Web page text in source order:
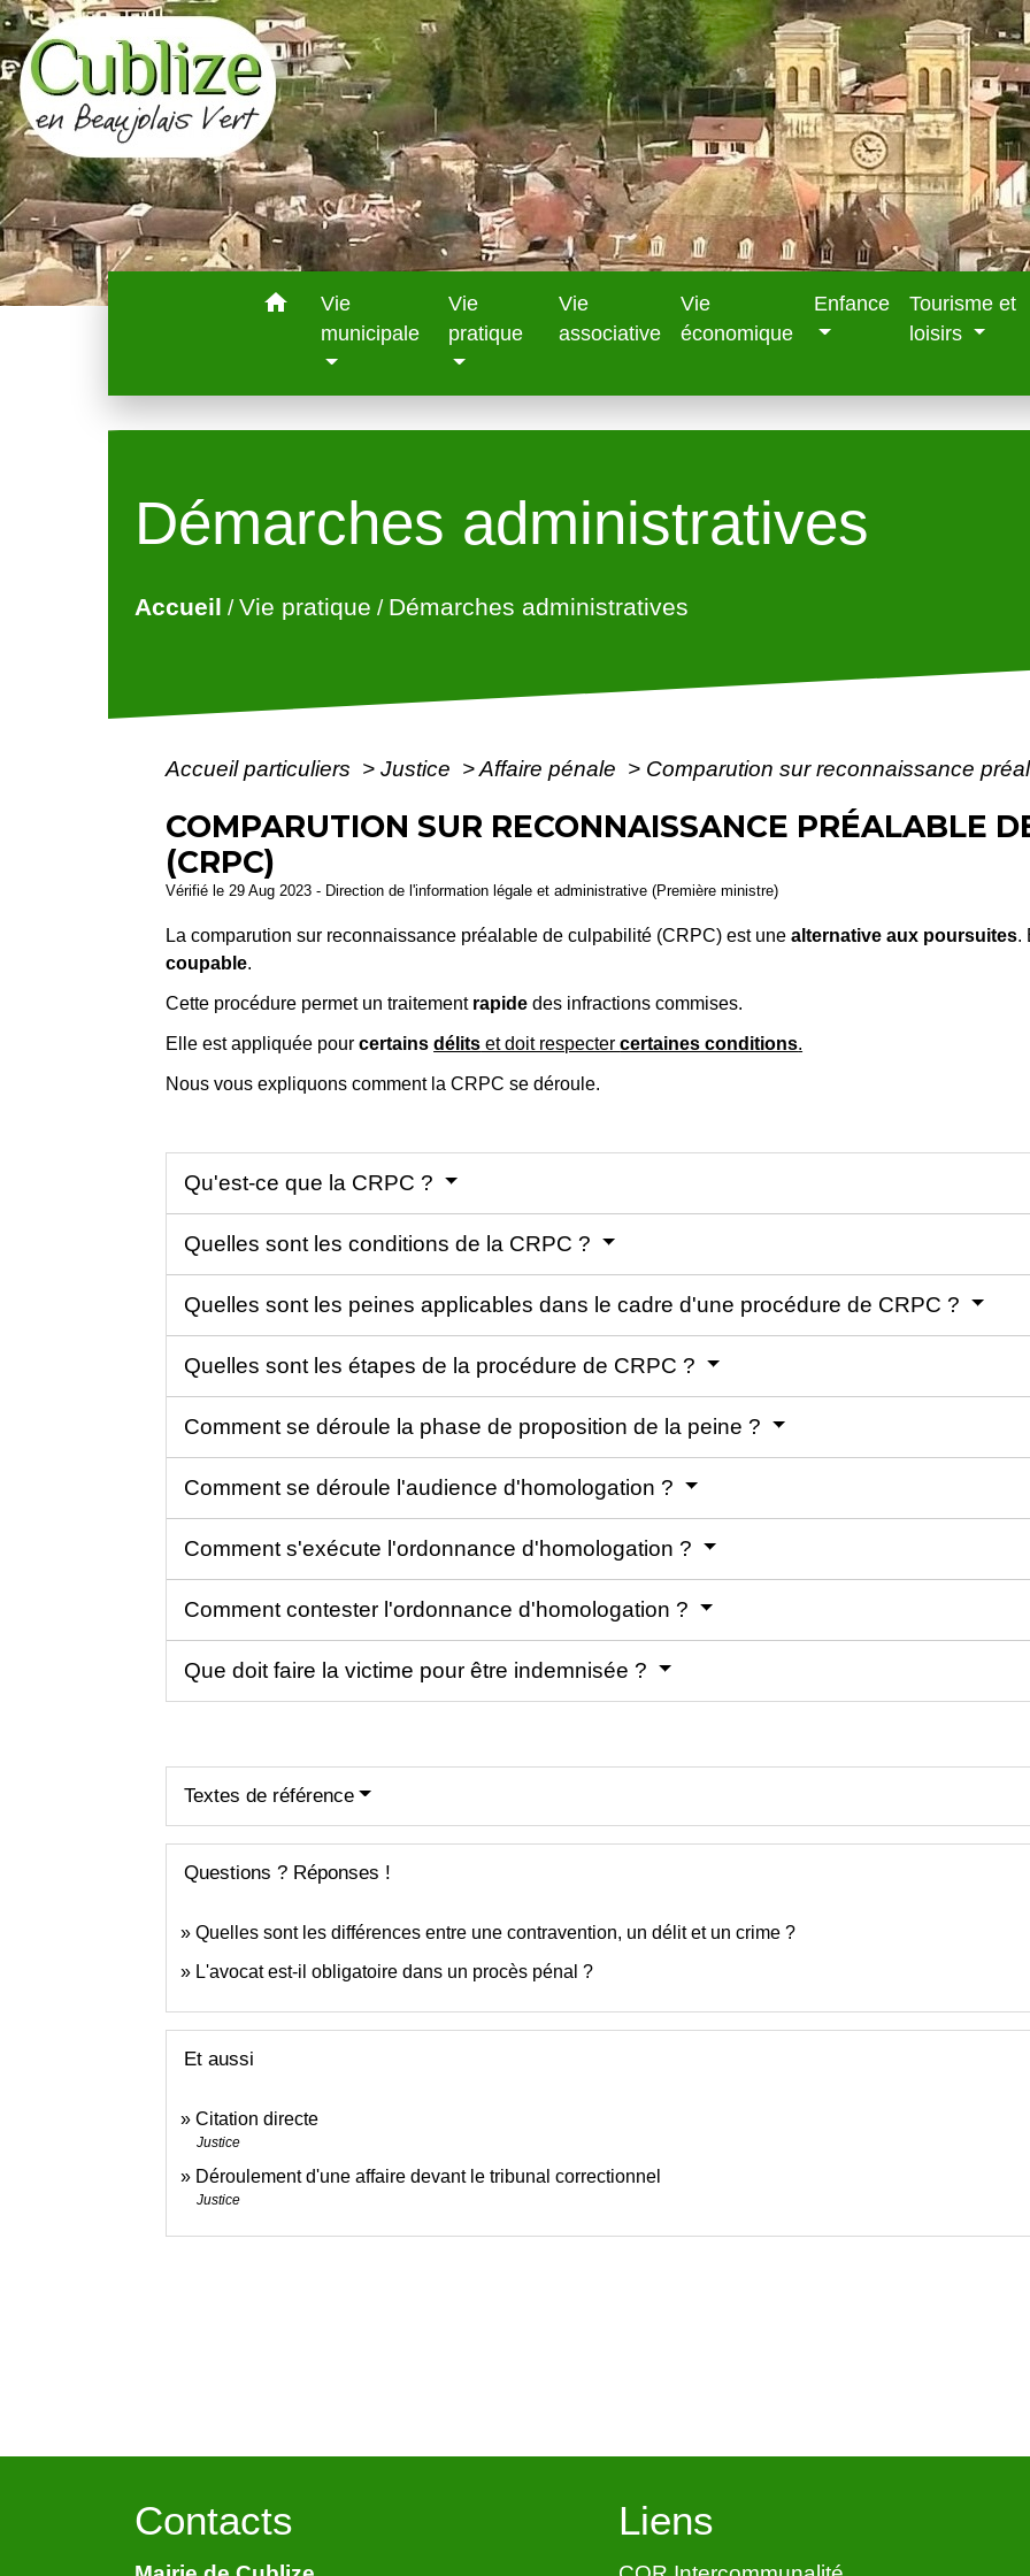
home
Vie
municipale
Vie
pratique
Vie
associative
Vie
économique
Enfance
Tourisme et
loisirs
Démarches administratives
Accueil /Vie pratique / Démarches administratives
Accueil particuliers > Justice >Affaire pénale > Comparution sur reconnaissance
COMPARUTION SUR RECONNAISSANCE PRÉALABLE
(CRPC)
Vérifié le 29 Aug 2023 - Direction de l'information légale et administrative (Première ministre)
La comparution sur reconnaissance préalable de culpabilité (CRPC) est unealternative aux poursuites.
coupable.
Cette procédure permet un traitement rapide des infractions commises.
Elle est appliquée pourcertainsdélits et doit respectercertaines conditions.
Nous vous expliquons comment la CRPC se déroule.
Qu'est-ce que la CRPC ?
Quelles sont les conditions de la CRPC ?
Quelles sont les peines applicables dans le cadre d'une procédure de CRPC ?
Quelles sont les étapes de la procédure de CRPC ?
Comment se déroule la phase de proposition de la peine ?
Comment se déroule l'audience d'homologation ?
Comment s'exécute l'ordonnance d'homologation ?
Comment contester l'ordonnance d'homologation ?
Que doit faire la victime pour être indemnisée ?
Textes de référence
Questions ? Réponses !
Quelles sont les différences entre une contravention, un délit et un crime ?
L'avocat est-il obligatoire dans un procès pénal ?
Et aussi
Citation directe
Justice
Déroulement d'une affaire devant le tribunal correctionnel
Justice
Contacts Liens